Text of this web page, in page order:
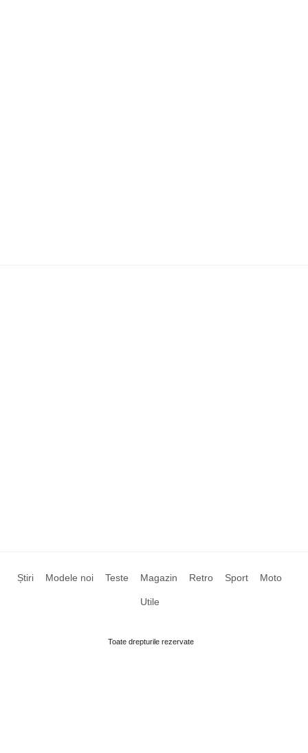
Știri Modele noi Teste Magazin Retro Sport Moto
Utile
Toate drepturile rezervate